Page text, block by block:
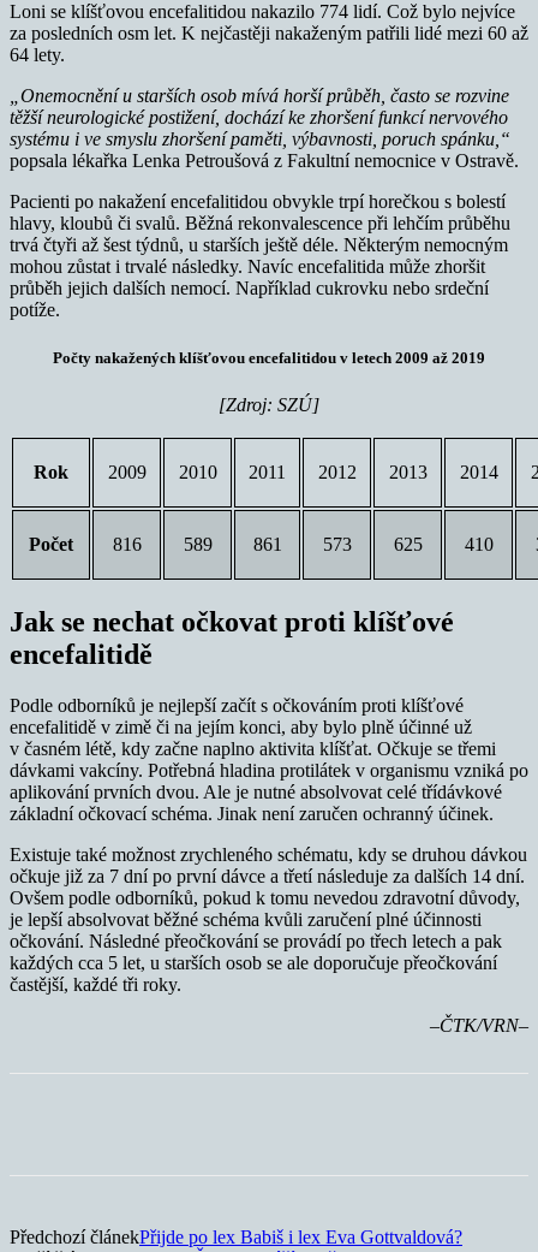
Loni se klíšťovou encefalitidou nakazilo 774 lidí. Což bylo nejvíce
za posledních osm let. K nejčastěji nakaženým patřili lidé mezi 60 až
64 lety.
„Onemocnění u starších osob mívá horší průběh, často se rozvine
těžší neurologické postižení, dochází ke zhoršení funkcí nervového
systému i ve smyslu zhoršení paměti, výbavnosti, poruch spánku,“
popsala lékařka Lenka Petroušová z Fakultní nemocnice v Ostravě.
Pacienti po nakažení encefalitidou obvykle trpí horečkou s bolestí
hlavy, kloubů či svalů. Běžná rekonvalescence při lehčím průběhu
trvá čtyři až šest týdnů, u starších ještě déle. Některým nemocným
mohou zůstat i trvalé následky. Navíc encefalitida může zhoršit
průběh jejich dalších nemocí. Například cukrovku nebo srdeční
potíže.
Počty nakažených klíšťovou encefalitidou v letech 2009 až 2019
[Zdroj: SZÚ]
Rok 2009 2010 2011 2012 2013 2014
Počet 816 589 861 573 625 410
Jak se nechat očkovat proti klíšťové
encefalitidě
Podle odborníků je nejlepší začít s očkováním proti klíšťové
encefalitidě v zimě či na jejím konci, aby bylo plně účinné už
v časném létě, kdy začne naplno aktivita klíšťat. Očkuje se třemi
dávkami vakcíny. Potřebná hladina protilátek v organismu vzniká po
aplikování prvních dvou. Ale je nutné absolvovat celé třídávkové
základní očkovací schéma. Jinak není zaručen ochranný účinek.
Existuje také možnost zrychleného schématu, kdy se druhou dávkou
očkuje již za 7 dní po první dávce a třetí následuje za dalších 14 dní.
Ovšem podle odborníků, pokud k tomu nevedou zdravotní důvody,
je lepší absolvovat běžné schéma kvůli zaručení plné účinnosti
očkování. Následné přeočkování se provádí po třech letech a pak
každých cca 5 let, u starších osob se ale doporučuje přeočkování
častější, každé tři roky.
–ČTK/VRN–
Předchozí článekPřijde po lex Babiš i lex Eva Gottvaldová?